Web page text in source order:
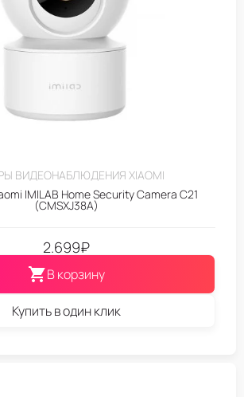
ВИДЕОНАБЛЮДЕНИЯ XIAOMI
IMILAB Home Security Camera С21
(CMSXJ38A)
2.699₽
В корзину
Купить в один клик